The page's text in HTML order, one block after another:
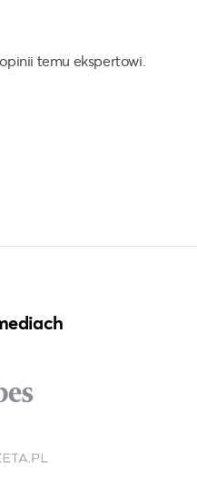
temu ekspertowi.